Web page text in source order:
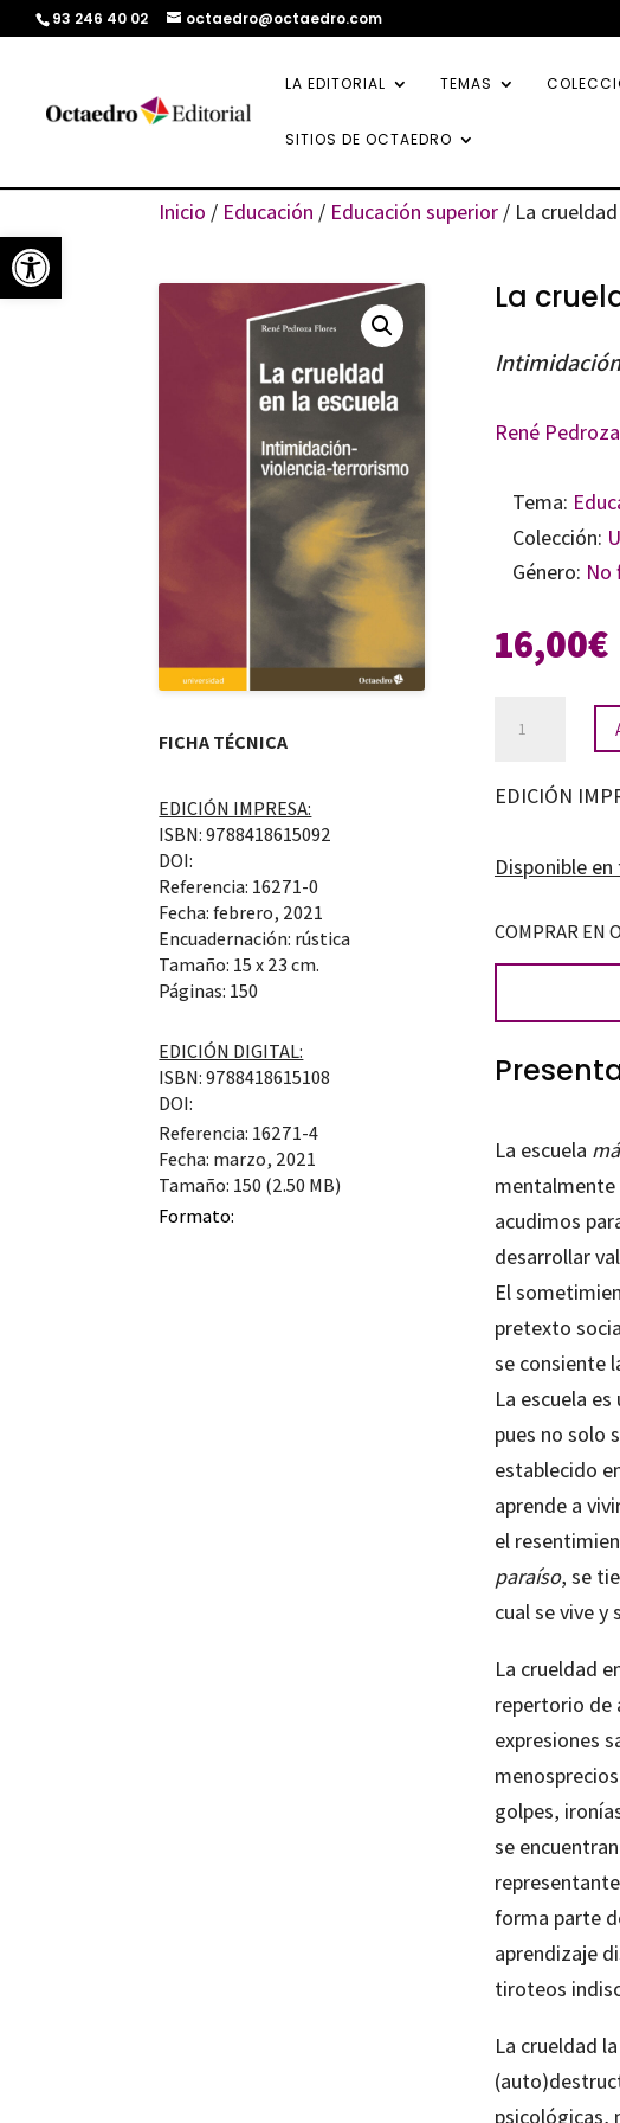
Abrir barra de herramientas
93 246 40 02 octaedro@octaedro.com
LA EDITORIAL TEMAS
SITIOS DE OCTAEDRO
Inicio / Educación / Educación superior / La
FICHA TÉCNICA
EDICIÓN IMPRESA:
ISBN: 9788418615092
DOI:
Referencia: 16271-0
Fecha: febrero, 2021
Encuadernación: rústica
Tamaño: 15 x 23 cm.
Páginas: 150
EDICIÓN DIGITAL:
ISBN: 9788418615108
DOI:
Referencia: 16271-4
Fecha: marzo, 2021
Tamaño: 150 (2.50 MB)
Formato:
La
René
Tema:
Colección:
Género: No
16,00€
en
escuela
EDICIÓN
Disponible
COMPRAR EN
La escuela
mentalmente
acudimos
desarrollar
El
pretexto
se consiente
La escuela
pues no solo
establecido
aprende a
el
paraíso, se
cual se vive y
La crueldad
repertorio de
expresiones
golpes,
se
forma parte
aprendizaje
tiroteos
La crueldad
psicológicas,